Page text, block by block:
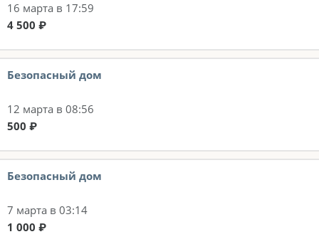
16 марта в 17:59
4 500 ₽
Безопасный дом
12 марта в 08:56
500 ₽
Безопасный дом
7 марта в 03:14
1 000 ₽